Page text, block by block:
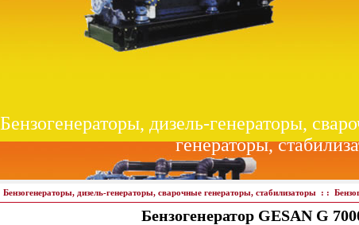
Бензогенераторы, дизель-генераторы,
генераторы,
Бензогенераторы, дизель-генераторы, сварочные генераторы, стабилизаторы: :
Бензогенератор GESAN G